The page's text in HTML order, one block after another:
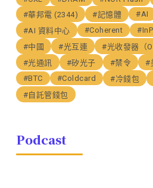
#華邦電 (2344)
#記憶體 #AI
#AI 資料中心
#Coherent #InP
#中國
#光互連
#光收發器（
#光通訊
#矽光子 #禁令 #
#BTC
#Coldcard #冷錢包
#自託管錢包
Podcast